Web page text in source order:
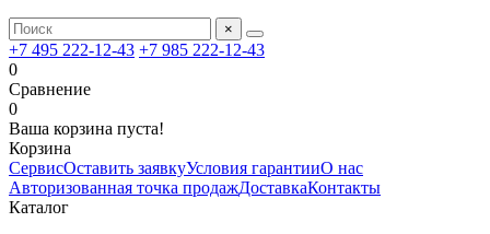
×
+7 495 222-12-43 +7 985 222-12-43
0
Сравнение
0
Ваша корзина пуста!
Корзина
СервисОставить заявкуУсловия гарантииО нас
Авторизованная точка продажДоставкаКонтакты
Каталог